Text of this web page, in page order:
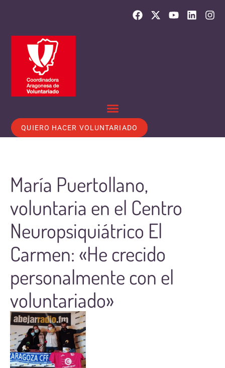
QUIERO HACER VOLUNTARIADO
María Puertollano,
voluntaria en el Centro
Neuropsiquiátrico El
Carmen: «He crecido
personalmente con el
voluntariado»